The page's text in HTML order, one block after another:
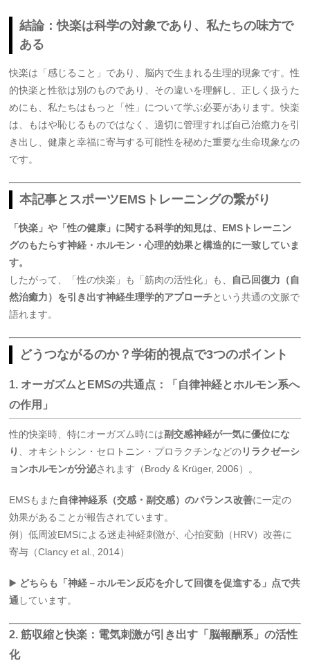
結論：快楽は科学の対象であり、私たちの味方で
ある
快楽は「感じること」であり、脳内で生まれる生理的現象です。性
的快楽と性欲は別のものであり、その違いを理解し、正しく扱うた
めにも、私たちはもっと「性」について学ぶ必要があります。快楽
は、もはや恥じるものではなく、適切に管理すれば自己治癒力を引
き出し、健康と幸福に寄与する可能性を秘めた重要な生命現象なの
です。
本記事とスポーツEMSトレーニングの繋がり
「快楽」や「性の健康」に関する科学的知見は、EMSトレーニン
グのもたらす神経・ホルモン・心理的効果と構造的に一致していま
す。
したがって、「性の快楽」も「筋肉の活性化」も、 自己回復力（自
然治癒力）を引き出す神経生理学的アプローチという共通の文脈で
語れます。
どうつながるのか？学術的視点で3つのポイント
1. オーガズムとEMSの共通点：「自律神経とホルモン系へ
の作用」
性的快楽時、特にオーガズム時には副交感神経が一気に優位にな
り 、オキシトシン・セロトニン・プロラクチンなどのリラクゼーシ
ョンホルモンが分泌されます（Brody & Krüger, 2006）。
EMSもまた 自律神経系（交感・副交感）のバランス改善に一定の
効果があることが報告されています。
例）低周波EMSによる迷走神経刺激が、心拍変動（HRV）改善に
寄与（Clancy et al., 2014）
▶️ どちらも「神経－ホルモン反応を介して回復を促進する」点で共
通しています。
2.筋収縮と快楽：電気刺激が引き出す「脳報酬系」の活性
化